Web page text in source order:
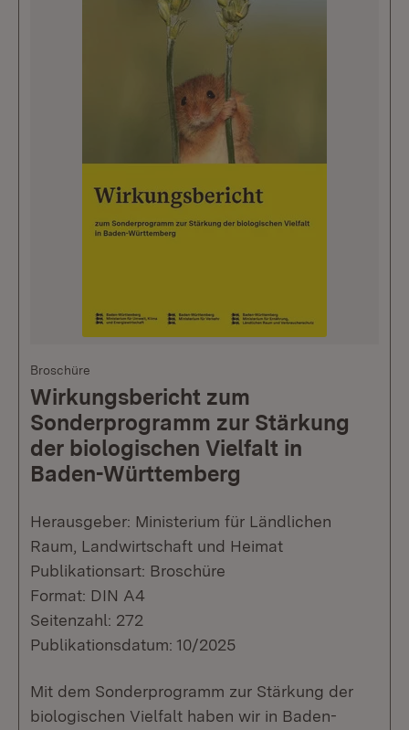
Broschüre
Wirkungsbericht zum
Sonderprogramm zur Stärkung
der biologischen Vielfalt in
Baden-Württemberg
Herausgeber: Ministerium für Ländlichen
Raum, Landwirtschaft und Heimat
Publikationsart: Broschüre
Format: DIN A4
Seitenzahl: 272
Publikationsdatum: 10/2025
Mit dem Sonderprogramm zur Stärkung der
biologischen Vielfalt haben wir in Baden-